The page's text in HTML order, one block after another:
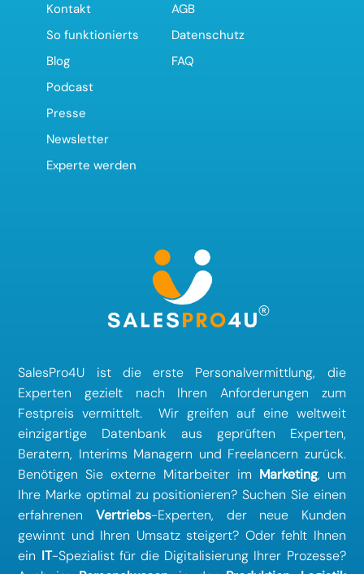
SalesPro4U ist die erste Personalvermittlung, die
Experten gezielt nach Ihren Anforderungen zum
Festpreis vermittelt. Wir greifen auf eine weltweit
einzigartige Datenbank aus geprüften Experten,
Beratern, Interims Managern und Freelancern zurück.
Benötigen Sie externe Mitarbeiter im Marketing, um
Ihre Marke optimal zu positionieren? Suchen Sie einen
erfahrenen Vertriebs-Experten, der neue Kunden
gewinnt und Ihren Umsatz steigert? Oder fehlt Ihnen
ein IT-Spezialist für die Digitalisierung Ihrer Prozesse?
Kontakt
So funktionierts
Blog
Podcast
Presse
Newsletter
Experte werden
AGB
Datenschutz
FAQ